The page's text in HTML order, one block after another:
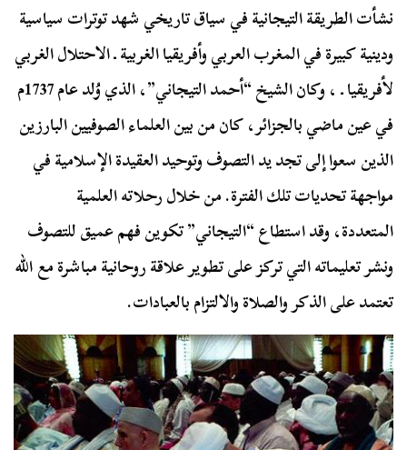
نشأت الطريقة التيجانية في سياق تاريخي شهد توترات سياسية
ودينية كبيرة في المغرب العربي وأفريقيا الغربية ـ الاحتلال الغربي
لأفريقيا ـ ، وكان الشيخ “أحمد التيجاني”، الذي وُلد عام 1737م
في عين ماضي بالجزائر، كان من بين العلماء الصوفيين البارزين
الذين سعوا إلى تجد يد التصوف وتوحيد العقيدة الإسلامية في
مواجهة تحديات تلك الفترة. من خلال رحلاته العلمية
المتعددة، وقد استطاع “التيجاني” تكوين فهم عميق للتصوف
ونشر تعليماته التي تركز على تطوير علاقة روحانية مباشرة مع الله
تعتمد على الذكر والصلاة والالتزام بالعبادات.